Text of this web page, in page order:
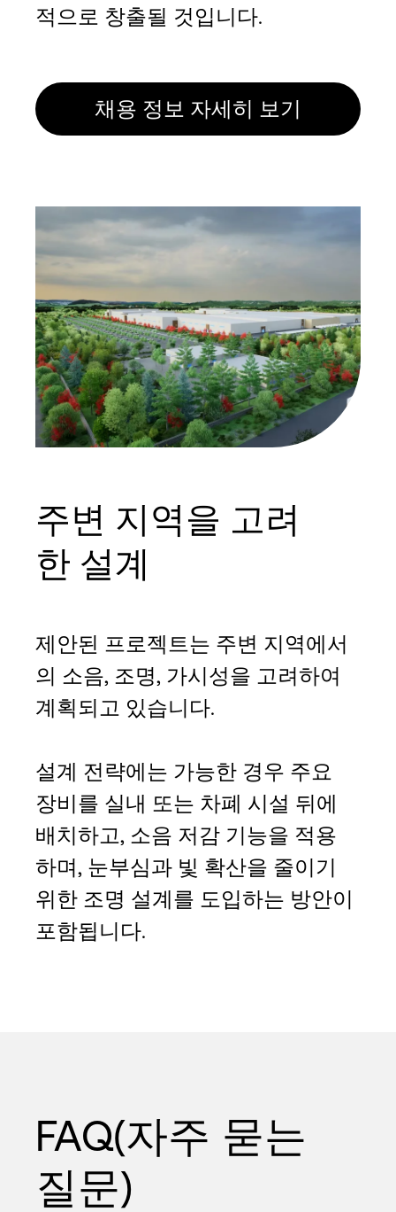
적으로 창출될 것입니다.
채용 정보 자세히 보기
주변 지역을 고려
한 설계
제안된 프로젝트는 주변 지역에서
의 소음, 조명, 가시성을 고려하여
계획되고 있습니다.
설계 전략에는 가능한 경우 주요
장비를 실내 또는 차폐 시설 뒤에
배치하고, 소음 저감 기능을 적용
하며, 눈부심과 빛 확산을 줄이기
위한 조명 설계를 도입하는 방안이
포함됩니다.
FAQ(자주 묻는
질문)